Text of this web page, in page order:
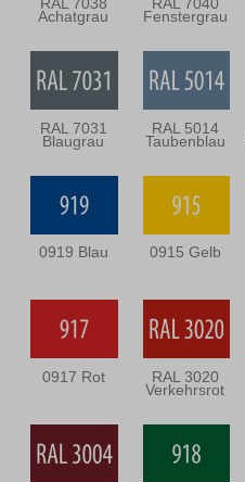
Achatgrau Fenstergrau
RAL 7031
Blaugrau
RAL 5014
Taubenblau
0919 Blau 0915 Gelb
0917 Rot RAL 3020
Verkehrsrot